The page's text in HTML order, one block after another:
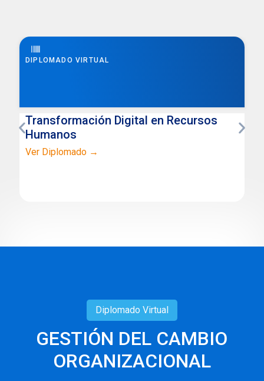
DIPLOMADO VIRTUAL
Transformación Digital en Recursos
Humanos
Ver Diplomado →
Diplomado Virtual
GESTIÓN DEL CAMBIO
ORGANIZACIONAL